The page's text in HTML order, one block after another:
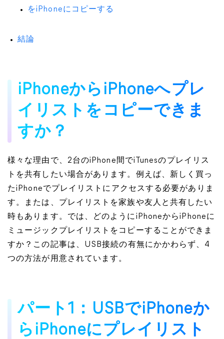
をiPhoneにコピーする
結論
iPhoneからiPhoneへプレ
イリストをコピーできま
すか？
様々な理由で、2台のiPhone間でiTunesのプレイリス
トを共有したい場合があります。例えば、新しく買っ
たiPhoneでプレイリストにアクセスする必要がありま
す。または、プレイリストを家族や友人と共有したい
時もあります。では、どのようにiPhoneからiPhoneに
ミュージックプレイリストをコピーすることができま
すか？この記事は、USB接続の有無にかかわらず、4
つの方法が用意されています。
パート1：USBでiPhoneか
らiPhoneにプレイリスト